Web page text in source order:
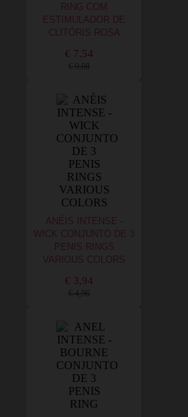
RING COM
ESTIMULADOR DE
CLITÓRIS ROSA
€ 7,54
€ 9,08
ANÉIS INTENSE -
WICK CONJUNTO DE 3
PENIS RINGS
VARIOUS COLORS
€ 3,94
€ 4,96